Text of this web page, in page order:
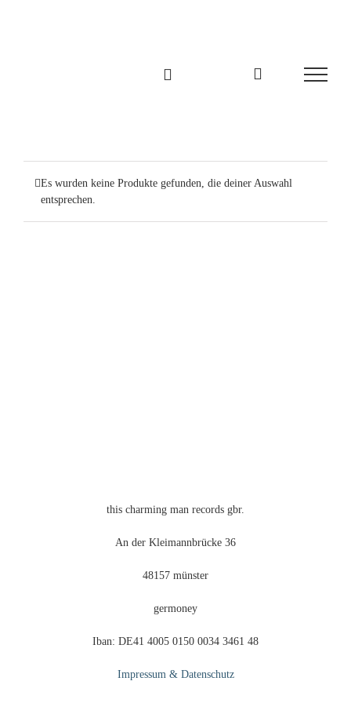
Es wurden keine Produkte gefunden, die deiner Auswahl
entsprechen.
this charming man records gbr.
An der Kleimannbrücke 36
48157 münster
germoney
Iban: DE41 4005 0150 0034 3461 48
Impressum & Datenschutz